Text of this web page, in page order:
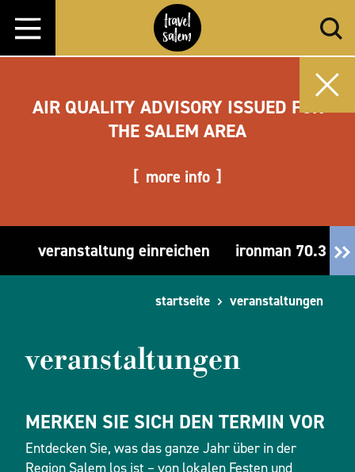
Zum Inhalt springen
AIR QUALITY ADVISORY ISSUED FOR
THE SALEM AREA
more info
veranstaltung einreichen ironman 70.3
startseite veranstaltungen
veranstaltungen
MERKEN SIE SICH DEN TERMIN VOR
Entdecken Sie, was das ganze Jahr über in der
Region Salem los ist – von lokalen Festen und